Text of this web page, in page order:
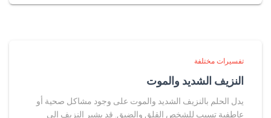
تفسيرات مختلفة
النزيف الشديد والموت
يدل الحلم بالنزيف الشديد والموت على وجود مشاكل صحية أو
عاطفية تسبب للشخص القلق والضيق. قد يشير النزيف إلى